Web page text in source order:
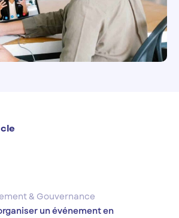
& Gouvernance
un événement en